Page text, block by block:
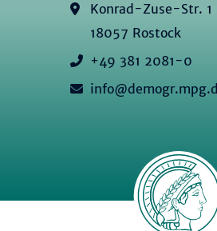
Konrad-Zuse-Str. 1
18057 Rostock
+49 381 2081-0